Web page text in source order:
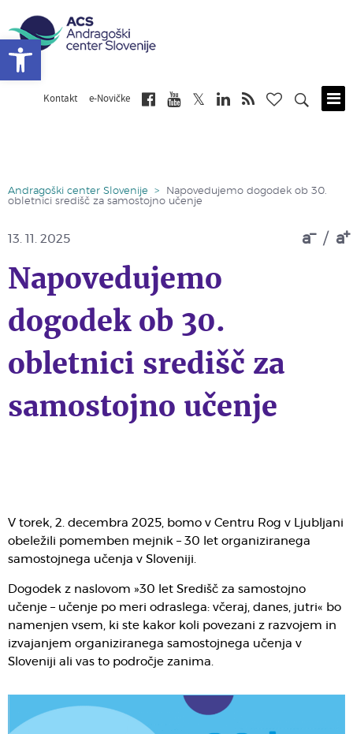
Kontakt e-Novičke
Andragoški center Slovenije >
Napovedujemo dogodek ob 30.
obletnici središč za samostojno učenje
a / a
13. 11. 2025
Napovedujemo
dogodek ob 30.
obletnici središč za
samostojno učenje
V torek, 2. decembra 2025, bomo v Centru Rog v Ljubljani
obeležili pomemben mejnik – 30 let organiziranega
samostojnega učenja v Sloveniji.
Dogodek z naslovom »30 let Središč za samostojno
učenje – učenje po meri odraslega: včeraj, danes, jutri« bo
namenjen vsem, ki ste kakor koli povezani z razvojem in
izvajanjem organiziranega samostojnega učenja v
Sloveniji ali vas to področje zanima.
Open toolbar